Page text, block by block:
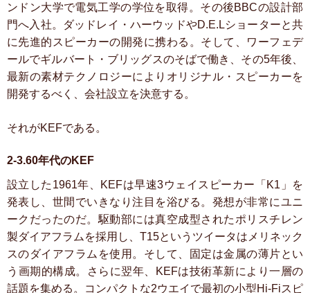
ンドン大学で電気工学の学位を取得。その後BBCの設計部
門へ入社。ダッドレイ・ハーウッドやD.E.Lショーターと共
に先進的スピーカーの開発に携わる。そして、ワーフェデ
ールでギルバート・ブリッグスのそばで働き、その5年後、
最新の素材テクノロジーによりオリジナル・スピーカーを
開発するべく、会社設立を決意する。
それがKEFである。
2-3.60年代のKEF
設立した1961年、KEFは早速3ウェイスピーカー「K1」を
発表し、世間でいきなり注目を浴びる。発想が非常にユニ
ークだったのだ。駆動部には真空成型されたポリスチレン
製ダイアフラムを採用し、T15というツイータはメリネック
スのダイアフラムを使用。そして、固定は金属の薄片とい
う画期的構成。さらに翌年、KEFは技術革新により一層の
話題を集める。コンパクトな2ウエイで最初の小型Hi-Fiスピ